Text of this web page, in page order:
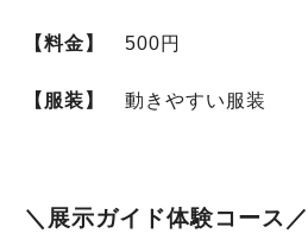
【料金】 500円
【服装】 動きやすい服装
＼展示ガイド体験コース／